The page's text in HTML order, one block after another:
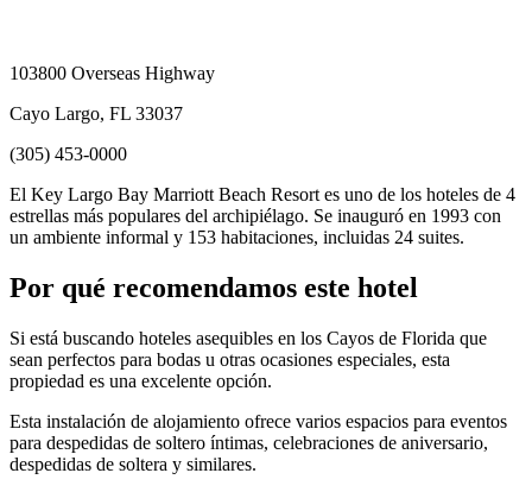
103800 Overseas Highway
Cayo Largo, FL 33037
(305) 453-0000
El Key Largo Bay Marriott Beach Resort es uno de los hoteles de 4
estrellas más populares del archipiélago. Se inauguró en 1993 con
un ambiente informal y 153 habitaciones, incluidas 24 suites.
Por qué recomendamos este hotel
Si está buscando hoteles asequibles en los Cayos de Florida que
sean perfectos para bodas u otras ocasiones especiales, esta
propiedad es una excelente opción.
Esta instalación de alojamiento ofrece varios espacios para eventos
para despedidas de soltero íntimas, celebraciones de aniversario,
despedidas de soltera y similares.